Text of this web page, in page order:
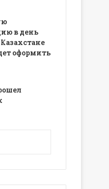
в день
оформить